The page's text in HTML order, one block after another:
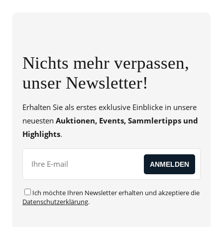
Nichts mehr verpassen,
unser Newsletter!
Erhalten Sie als erstes exklusive Einblicke in unsere
neuesten Auktionen, Events, Sammlertipps und
Highlights.
Ich möchte Ihren Newsletter erhalten und akzeptiere die
Datenschutzerklärung.